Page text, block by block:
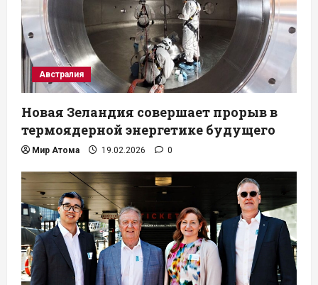
Австралия
Новая Зеландия совершает прорыв в
термоядерной энергетике будущего
Мир Атома 19.02.2026 0